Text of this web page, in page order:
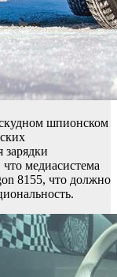
шпионском
зарядки
медиасистема
8155, что должно